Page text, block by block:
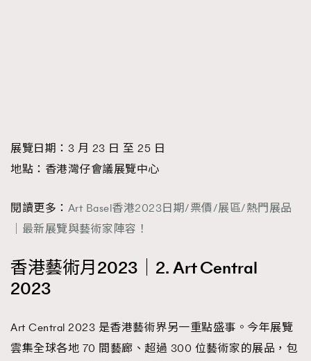
展覽日期：3 月 23 日 至 25 日
地點：香港灣仔會議展覽中心
閱讀更多： Art Basel香港2023日期/票價/展區/熱門展品
｜最新展覽與藝術家陣容！
香港藝術月2023｜2. Art Central
2023
Art Central 2023 是香港藝術界另一重點盛事。今年展覽
雲集全球各地 70 間藝廊、超過 300 位藝術家的展品，包